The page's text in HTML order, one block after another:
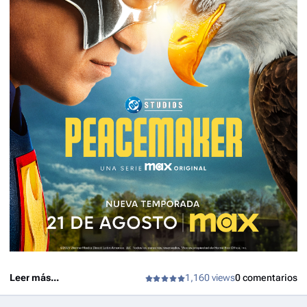
Leer más... 1,160 views0 comentarios